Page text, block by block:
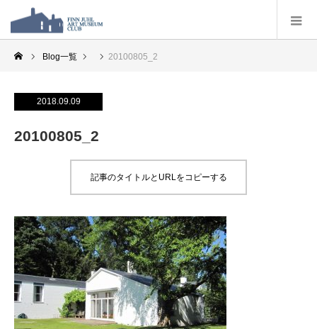
Blog一覧 20100805_2
2018.09.09
20100805_2
記事のタイトルとURLをコピーする